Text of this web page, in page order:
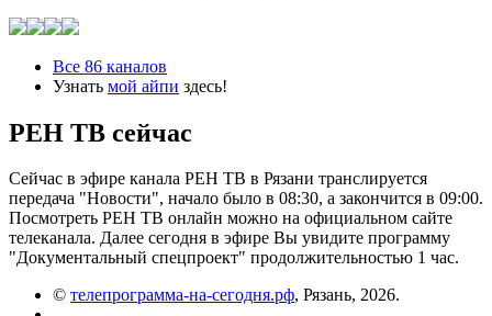
Все 86 каналов
Узнать мой айпи здесь!
РЕН ТВ сейчас
Сейчас в эфире канала РЕН ТВ в Рязани транслируется
передача "Новости", начало было в 08:30, а закончится в 09:00.
Посмотреть РЕН ТВ онлайн можно на официальном сайте
телеканала. Далее сегодня в эфире Вы увидите программу
"Документальный спецпроект" продолжительностью 1 час.
© телепрограмма-на-сегодня.рф, Рязань, 2026.